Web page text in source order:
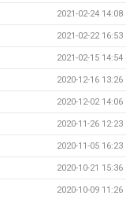
2021-02-24 14:08
2021-02-22 16:53
2021-02-15 14:54
2020-12-16 13:26
2020-12-02 14:06
2020-11-26 12:23
2020-11-05 16:23
2020-10-21 15:36
2020-10-09 11:26